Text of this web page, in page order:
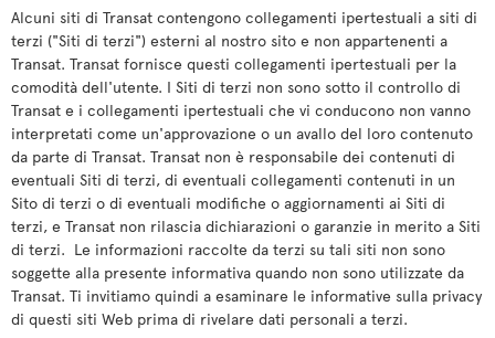
Alcuni siti di Transat contengono collegamenti ipertestuali a siti di
terzi ("Siti di terzi") esterni al nostro sito e non appartenenti a
Transat. Transat fornisce questi collegamenti ipertestuali per la
comodità dell'utente. I Siti di terzi non sono sotto il controllo di
Transat e i collegamenti ipertestuali che vi conducono non vanno
interpretati come un'approvazione o un avallo del loro contenuto
da parte di Transat. Transat non è responsabile dei contenuti di
eventuali Siti di terzi, di eventuali collegamenti contenuti in un
Sito di terzi o di eventuali modifiche o aggiornamenti ai Siti di
terzi, e Transat non rilascia dichiarazioni o garanzie in merito a Siti
di terzi. Le informazioni raccolte da terzi su tali siti non sono
soggette alla presente informativa quando non sono utilizzate da
Transat. Ti invitiamo quindi a esaminare le informative sulla privacy
di questi siti Web prima di rivelare dati personali a terzi.